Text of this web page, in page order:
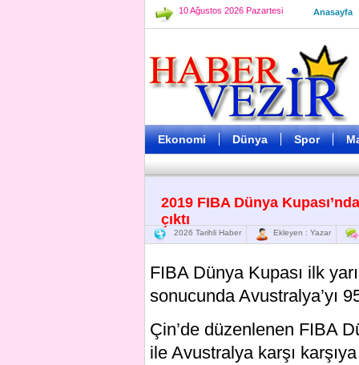
10 Ağustos 2026 Pazartesi Anasayfa
Ekonomi Dünya Spor
2019 FIBA Dünya
çıktı
2026 Tarihli Haber Ekleyen : Yazar
FIBA Dünya Kupası ilk
sonucunda Avustralya’yı
Çin’de düzenlenen FIBA
ile Avustralya karşı